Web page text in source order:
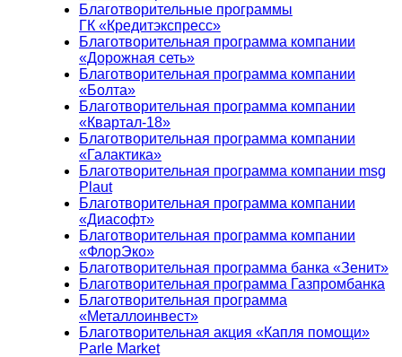
Благотворительные программы
ГК «Кредитэкспресс»
Благотворительная программа компании
«Дорожная сеть»
Благотворительная программа компании
«Болта»
Благотворительная программа компании
«Квартал-18»
Благотворительная программа компании
«Галактика»
Благотворительная программа компании msg
Plaut
Благотворительная программа компании
«Диасофт»
Благотворительная программа компании
«ФлорЭко»
Благотворительная программа банка «Зенит»
Благотворительная программа Газпромбанка
Благотворительная программа
«Металлоинвест»
Благотворительная акция «Капля помощи»
Parle Market